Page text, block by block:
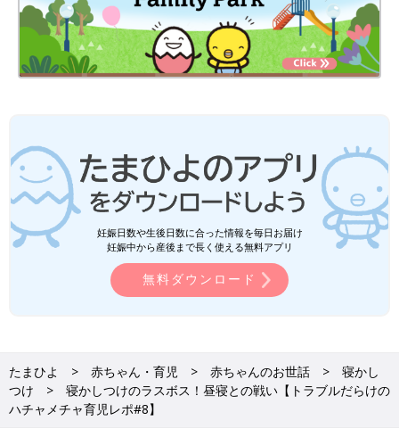
妊娠日数や生後日数に合った情報を毎日お届け
妊娠中から産後まで長く使える無料アプリ
無料ダウンロード
たまひよ 赤ちゃん・育児 赤ちゃんのお世話
寝かし
つけ
寝かしつけのラスボス！昼寝との戦い【トラブルだらけの
ハチャメチャ育児レポ#8】